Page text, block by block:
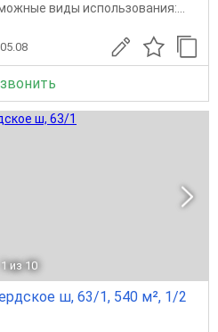
виды использования:...
05.08
1 из 10
ш, 63/1, 540 м², 1/2